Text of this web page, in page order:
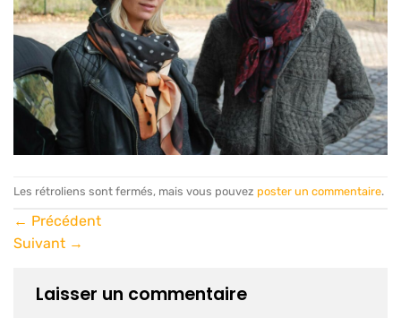
Les rétroliens sont fermés, mais vous pouvez poster un commentaire.
← Précédent
Suivant →
Laisser un commentaire